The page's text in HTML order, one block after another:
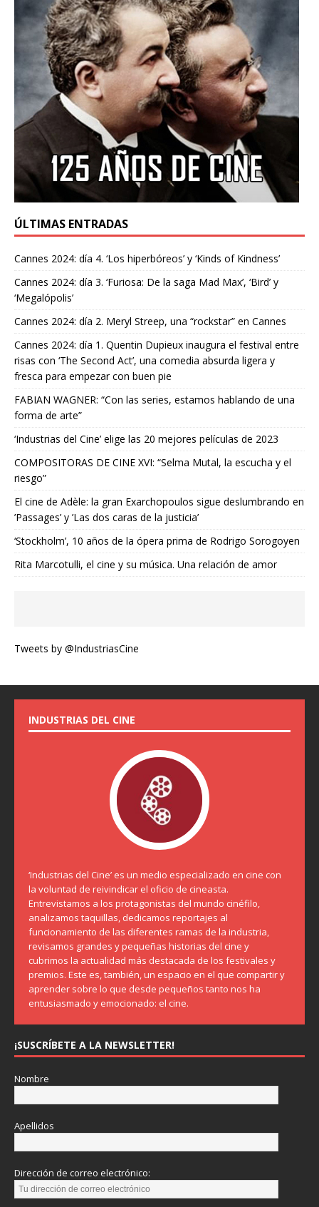
ÚLTIMAS ENTRADAS
Cannes 2024: día 4. ‘Los hiperbóreos’ y ‘Kinds of Kindness’
Cannes 2024: día 3. ‘Furiosa: De la saga Mad Max’, ‘Bird’ y
‘Megalópolis’
Cannes 2024: día 2. Meryl Streep, una “rockstar” en Cannes
Cannes 2024: día 1. Quentin Dupieux inaugura el festival entre
risas con ‘The Second Act’, una comedia absurda ligera y
fresca para empezar con buen pie
FABIAN WAGNER: “Con las series, estamos hablando de una
forma de arte”
‘Industrias del Cine’ elige las 20 mejores películas de 2023
COMPOSITORAS DE CINE XVI: “Selma Mutal, la escucha y el
riesgo”
El cine de Adèle: la gran Exarchopoulos sigue deslumbrando en
’Passages’ y ’Las dos caras de la justicia’
‘Stockholm’, 10 años de la ópera prima de Rodrigo Sorogoyen
Rita Marcotulli, el cine y su música. Una relación de amor
Tweets by @IndustriasCine
INDUSTRIAS DEL CINE
‘Industrias del Cine’ es un medio especializado en cine con
la voluntad de reivindicar el oficio de cineasta.
Entrevistamos a los protagonistas del mundo cinéfilo,
analizamos taquillas, dedicamos reportajes al
funcionamiento de las diferentes ramas de la industria,
revisamos grandes y pequeñas historias del cine y
cubrimos la actualidad más destacada de los festivales y
premios. Este es, también, un espacio en el que compartir y
aprender sobre lo que desde pequeños tanto nos ha
entusiasmado y emocionado: el cine.
¡SUSCRÍBETE A LA NEWSLETTER!
Nombre
Apellidos
Dirección de correo electrónico: